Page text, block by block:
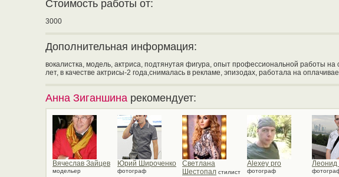
Стоимость работы от:
3000
Дополнительная информация:
вокалистка, модель, актриса, подтянутая фигура, опыт профессиональной работы на
лет, в качестве актрисы-2 года,снималась в рекламе, эпизодах, работала на
Анна Зиганшина рекомендует:
Вячеслав Зайцев
модельер
Юрий Широченко
фотограф
Светлана
Шестопал стилист
Alexey pro
фотограф
Леонид